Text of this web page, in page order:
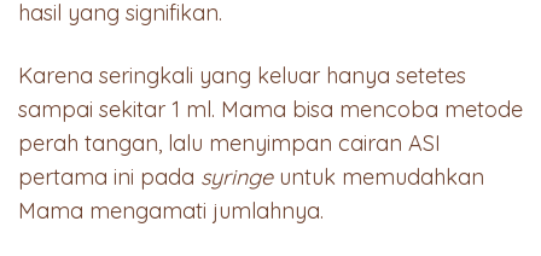
hasil yang signifikan.
Karena seringkali yang keluar hanya setetes
sampai sekitar 1 ml. Mama bisa mencoba metode
perah tangan, lalu menyimpan cairan ASI
pertama ini pada syringeuntuk memudahkan
Mama mengamati jumlahnya.